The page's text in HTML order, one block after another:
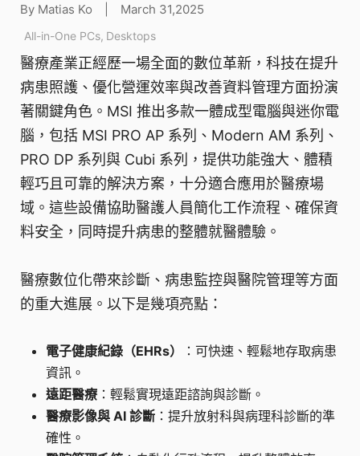
By Matias Ko March 31,2025
All-in-One PCs, Desktops
醫療產業正經歷一場全面的數位革新，科技在提升
病患照護、優化營運效率與改善資料管理方面扮演
著關鍵角色。MSI 推出多款一體成型電腦與迷你電
腦，包括 MSI PRO AP 系列、Modern AM 系列、
PRO DP 系列與 Cubi 系列，提供功能強大、體積
輕巧且可靠的解決方案，十分適合應用於醫療場
域。這些設備協助醫護人員簡化工作流程、確保資
料安全，同時提升病患的整體就醫體驗。
醫療數位化帶來診斷、病患監控與醫院管理等方面
的重大進展。以下是幾項亮點：
電子健康紀錄（EHRs）
：可快速、輕鬆地存取病患
資訊。
遠距醫療 ：輕鬆實現遠距諮詢與診斷。
醫療影像與 AI 診斷 ：提升放射科與病理科診斷的準
確性。